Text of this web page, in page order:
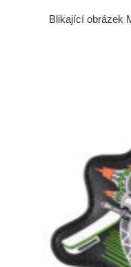
Blikající obrázek